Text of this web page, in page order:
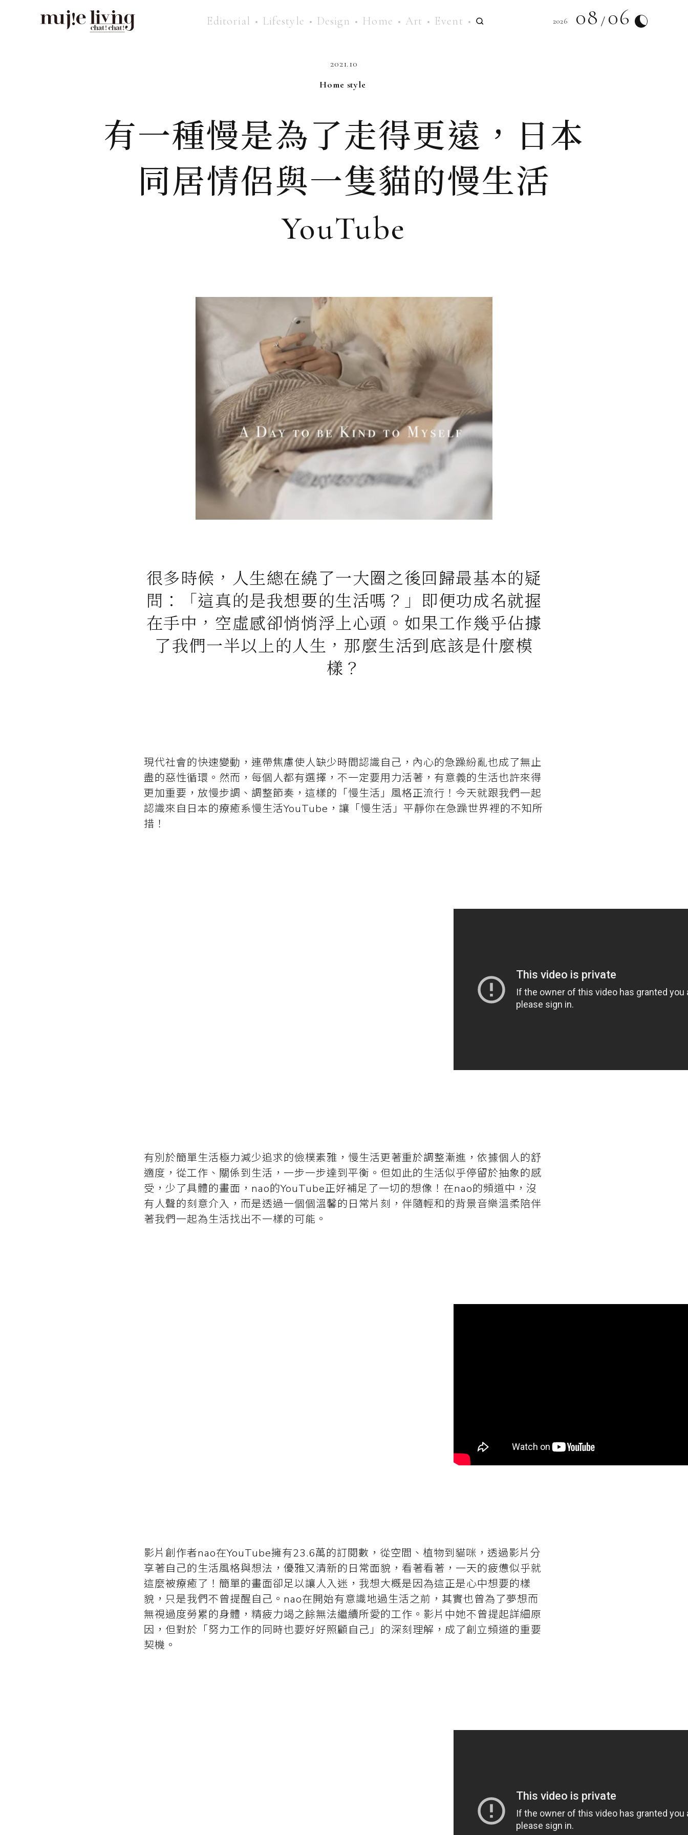
Editorial Lifestyle Design Home Art Event 2026 08 06
2021.10
Home style
有一種慢是為了走得更遠，日本
同居情侶與一隻貓的慢生活
YouTube
很多時候，人生總在繞了一大圈之後回歸最基本的疑
問：「這真的是我想要的生活嗎？」即便功成名就握
在手中，空虛感卻悄悄浮上心頭。如果工作幾乎佔據
了我們一半以上的人生，那麼生活到底該是什麼模
樣？
現代社會的快速變動，連帶焦慮使人缺少時間認識自己，內心的急躁紛亂也成了無止
盡的惡性循環。然而，每個人都有選擇，不一定要用力活著，有意義的生活也許來得
更加重要，放慢步調、調整節奏，這樣的「慢生活」風格正流行！今天就跟我們一起
認識來自日本的療癒系慢生活YouTube，讓「慢生活」平靜你在急躁世界裡的不知所
措！
有別於簡單生活極力減少追求的儉樸素雅，慢生活更著重於調整漸進，依據個人的舒
適度，從工作、關係到生活，一步一步達到平衡。但如此的生活似乎停留於抽象的感
受，少了具體的畫面，nao的YouTube正好補足了一切的想像！在nao的頻道中，沒
有人聲的刻意介入，而是透過一個個溫馨的日常片刻，伴隨輕和的背景音樂溫柔陪伴
著我們一起為生活找出不一樣的可能。
影片創作者nao在YouTube擁有23.6萬的訂閱數，從空間、植物到貓咪，透過影片分
享著自己的生活風格與想法，優雅又清新的日常面貌，看著看著，一天的疲憊似乎就
這麼被療癒了！簡單的畫面卻足以讓人入迷，我想大概是因為這正是心中想要的樣
貌，只是我們不曾提醒自己。nao在開始有意識地過生活之前，其實也曾為了夢想而
無視過度勞累的身體，精疲力竭之餘無法繼續所愛的工作。影片中她不曾提起詳細原
因，但對於「努力工作的同時也要好好照顧自己」的深刻理解，成了創立頻道的重要
契機。